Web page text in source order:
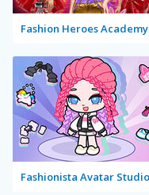
Fashion Heroes Academy